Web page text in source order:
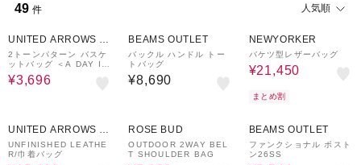
49 件 人気順
UNITED ARROWS O
UTLET
2トーンパターン バスケ
ットバッグ ＜A DAY IN
THE LIFE＞
¥3,696
BEAMS OUTLET
バックル ハンドル トー
トバッグ
¥8,690
NEWYORKER
バケツ型レザーバッグ
¥21,450
まとめ割
UNITED ARROWS O
UTLET
UNFINISHED LEATHE
R/巾着バッグ
ROSE BUD
OUTDOOR 2WAY BEL
T SHOULDER BAG
BEAMS OUTLET
ファンクショナル ボスト
ン26SS